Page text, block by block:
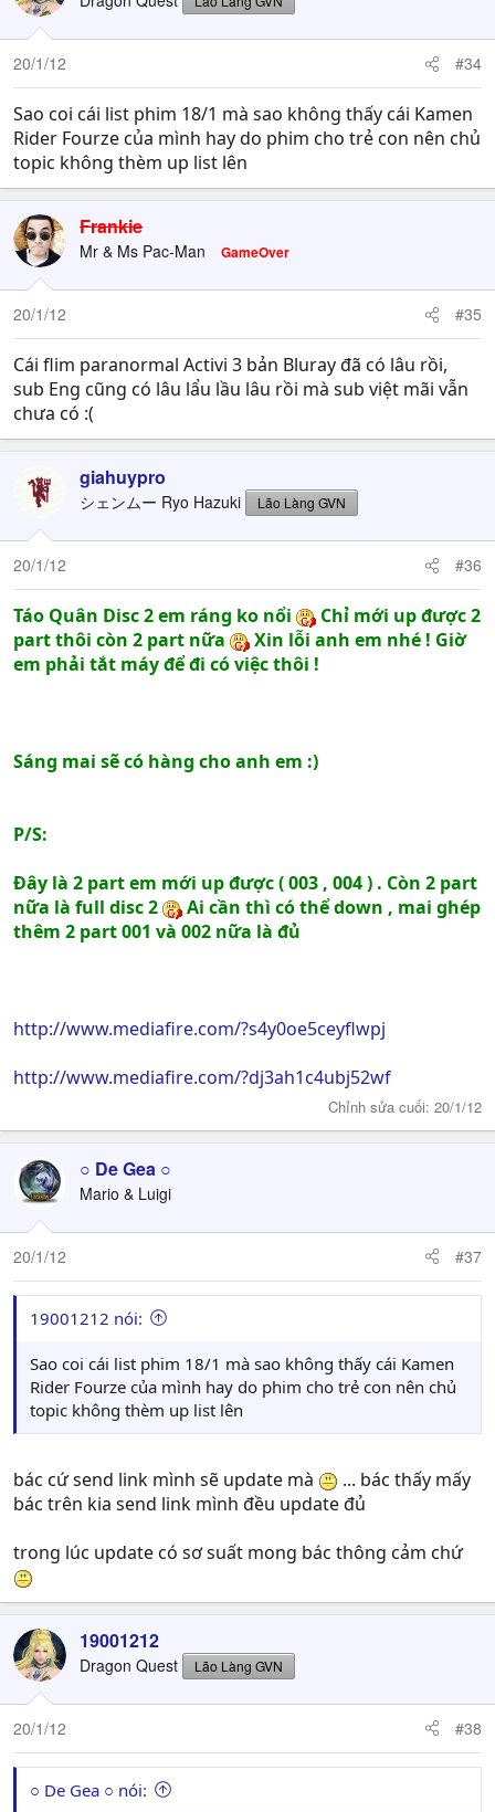
20/1/12 #34
Sao coi cái list phim 18/1 mà sao không thấy cái Kamen
Rider Fourze của mình hay do phim cho trẻ con nên chủ
topic không thèm up list lên
Frankie
Mr & Ms Pac-Man GameOver
20/1/12 #35
Cái flim paranormal Activi 3 bản Bluray đã có lâu rồi,
sub Eng cũng có lâu lẩu lầu lâu rồi mà sub việt mãi vẫn
chưa có :(
giahuypro
シェンムー Ryo Hazuki Lão Làng GVN
20/1/12 #36
Táo Quân Disc 2 em ráng ko nổi
Chỉ mới up được 2
part thôi còn 2 part nữa
Xin lỗi anh em nhé ! Giờ
em phải tắt máy để đi có việc thôi !
Sáng mai sẽ có hàng cho anh em :)
P/S:
Đây là 2 part em mới up được ( 003 , 004 ) . Còn 2 part
nữa là full disc 2
Ai cần thì có thể down , mai ghép
thêm 2 part 001 và 002 nữa là đủ
http://www.mediafire.com/?s4y0oe5ceyflwpj
http://www.mediafire.com/?dj3ah1c4ubj52wf
Chỉnh sửa cuối: 20/1/12
○ De Gea ○
Mario & Luigi
20/1/12 #37
19001212 nói:
Sao coi cái list phim 18/1 mà sao không thấy cái Kamen
Rider Fourze của mình hay do phim cho trẻ con nên chủ
topic không thèm up list lên
bác cứ send link mình sẽ update mà
... bác thấy mấy
bác trên kia send link mình đều update đủ
trong lúc update có sơ suất mong bác thông cảm chứ
19001212
Dragon Quest Lão Làng GVN
20/1/12 #38
○ De Gea ○ nói: